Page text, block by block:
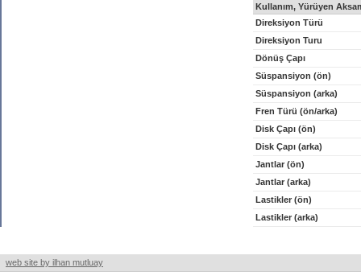
Kullanım, Yürüyen
Direksiyon Türü
Direksiyon Turu
Dönüş Çapı
Süspansiyon (ön)
Süspansiyon (arka)
Fren Türü (ön/arka)
Disk Çapı (ön)
Disk Çapı (arka)
Jantlar (ön)
Jantlar (arka)
Lastikler (ön)
Lastikler (arka)
web site by ilhan mutluay